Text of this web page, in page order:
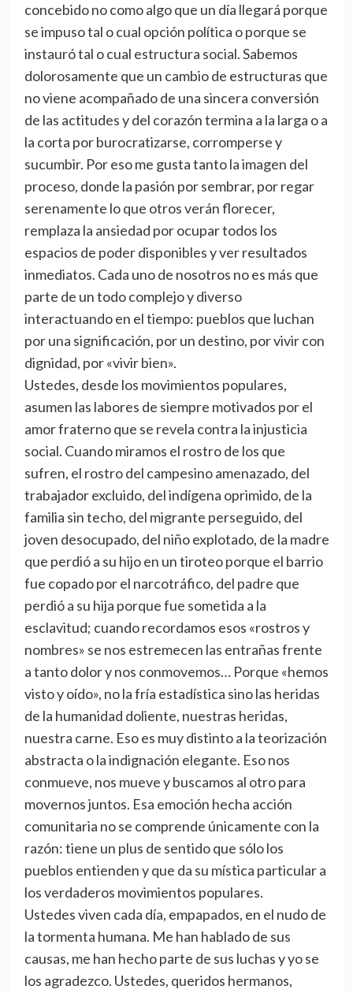
concebido no como algo que un día llegará porque
se impuso tal o cual opción política o porque se
instauró tal o cual estructura social. Sabemos
dolorosamente que un cambio de estructuras que
no viene acompañado de una sincera conversión
de las actitudes y del corazón termina a la larga o a
la corta por burocratizarse, corromperse y
sucumbir. Por eso me gusta tanto la imagen del
proceso, donde la pasión por sembrar, por regar
serenamente lo que otros verán florecer,
remplaza la ansiedad por ocupar todos los
espacios de poder disponibles y ver resultados
inmediatos. Cada uno de nosotros no es más que
parte de un todo complejo y diverso
interactuando en el tiempo: pueblos que luchan
por una significación, por un destino, por vivir con
dignidad, por «vivir bien».
Ustedes, desde los movimientos populares,
asumen las labores de siempre motivados por el
amor fraterno que se revela contra la injusticia
social. Cuando miramos el rostro de los que
sufren, el rostro del campesino amenazado, del
trabajador excluido, del indígena oprimido, de la
familia sin techo, del migrante perseguido, del
joven desocupado, del niño explotado, de la madre
que perdió a su hijo en un tiroteo porque el barrio
fue copado por el narcotráfico, del padre que
perdió a su hija porque fue sometida a la
esclavitud; cuando recordamos esos «rostros y
nombres» se nos estremecen las entrañas frente
a tanto dolor y nos conmovemos… Porque «hemos
visto y oído», no la fría estadística sino las heridas
de la humanidad doliente, nuestras heridas,
nuestra carne. Eso es muy distinto a la teorización
abstracta o la indignación elegante. Eso nos
conmueve, nos mueve y buscamos al otro para
movernos juntos. Esa emoción hecha acción
comunitaria no se comprende únicamente con la
razón: tiene un plus de sentido que sólo los
pueblos entienden y que da su mística particular a
los verdaderos movimientos populares.
Ustedes viven cada día, empapados, en el nudo de
la tormenta humana. Me han hablado de sus
causas, me han hecho parte de sus luchas y yo se
los agradezco. Ustedes, queridos hermanos,